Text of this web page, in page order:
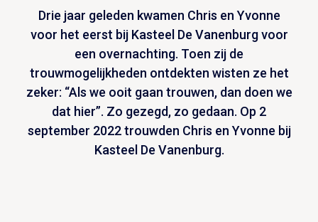
Drie jaar geleden kwamen Chris en Yvonne
voor het eerst bij Kasteel De Vanenburg voor
een overnachting. Toen zij de
trouwmogelijkheden ontdekten wisten ze het
zeker: “Als we ooit gaan trouwen, dan doen we
dat hier”. Zo gezegd, zo gedaan. Op 2
september 2022 trouwden Chris en Yvonne bij
Kasteel De Vanenburg.